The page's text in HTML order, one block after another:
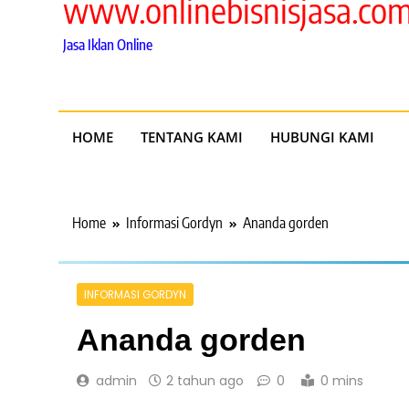
Jasa Iklan Online
HOME TENTANG KAMI HUBUNGI KAMI
Home Informasi Gordyn Ananda gorden
INFORMASI GORDYN
Ananda gorden
admin 2 tahun ago 0 0 mins